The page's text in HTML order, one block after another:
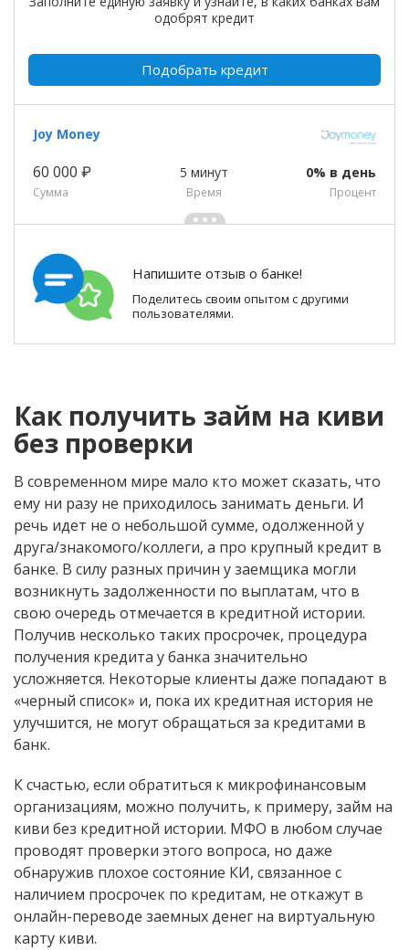
одобрят кредит
Подобрать кредит
Joy Money
60 000 ₽
Сумма
5 минут
Время
0% в день
Процент
Напишите отзыв о банке!
Поделитесь своим опытом с другими
пользователями.
Как получить займ на киви
без проверки
В современном мире мало кто может сказать, что
ему ни разу не приходилось занимать деньги. И
речь идет не о небольшой сумме, одолженной у
друга/знакомого/коллеги, а про крупный кредит в
банке. В силу разных причин у заемщика могли
возникнуть задолженности по выплатам, что в
свою очередь отмечается в кредитной истории.
Получив несколько таких просрочек, процедура
получения кредита у банка значительно
усложняется. Некоторые клиенты даже попадают в
«черный список» и, пока их кредитная история не
улучшится, не могут обращаться за кредитами в
банк.
К счастью, если обратиться к микрофинансовым
организациям, можно получить, к примеру, займ на
киви без кредитной истории. МФО в любом случае
проводят проверки этого вопроса, но даже
обнаружив плохое состояние КИ, связанное с
наличием просрочек по кредитам, не откажут в
онлайн-переводе заемных денег на виртуальную
карту киви.